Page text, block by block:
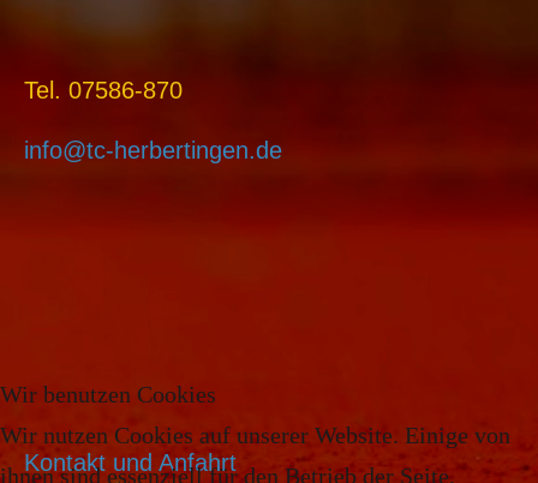
Tel. 07586-870
info@tc-herbertingen.de
Kontakt und Anfahrt
Wir benutzen Cookies
Wir nutzen Cookies auf unserer Website. Einige von
ihnen sind essenziell für den Betrieb der Seite,